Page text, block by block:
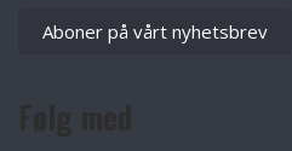
Aboner på vårt nyhetsbrev